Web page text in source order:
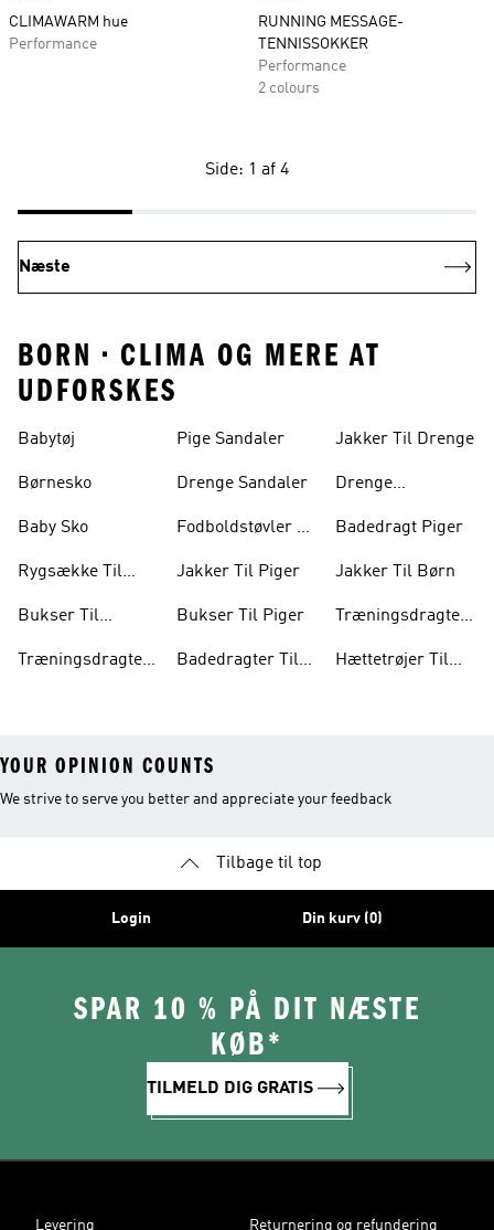
CLIMAWARM hue
Performance
RUNNING MESSAGE-
TENNISSOKKER
Performance
2 colours
Side: 1 af 4
Næste
BORN • CLIMA OG MERE AT
UDFORSKES
Babytøj
Børnesko
Baby Sko
Rygsække Til
Bukser Til
Træningsdragter
Pige Sandaler
Drenge Sandaler
Fodboldstøvler Til
Jakker Til Piger
Bukser Til Piger
Badedragter Til
Jakker Til Drenge
Drenge
Badedragt Piger
Jakker Til Børn
Træningsdragter
Hættetrøjer Til
YOUR OPINION COUNTS
We strive to serve you better and appreciate your feedback
Tilbage til top
Login Din kurv (0)
SPAR 10 % PÅ DIT NÆSTE
KØB*
TILMELD DIG GRATIS
Levering Returnering og refundering